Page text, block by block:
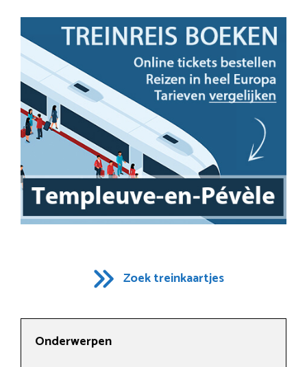
Zoek treinkaartjes
Onderwerpen